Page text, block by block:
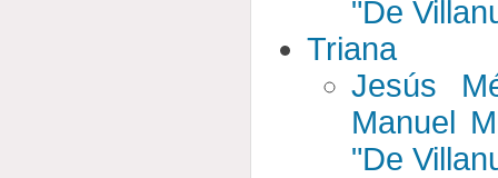
"De
Triana
Jesús
Manuel
"De